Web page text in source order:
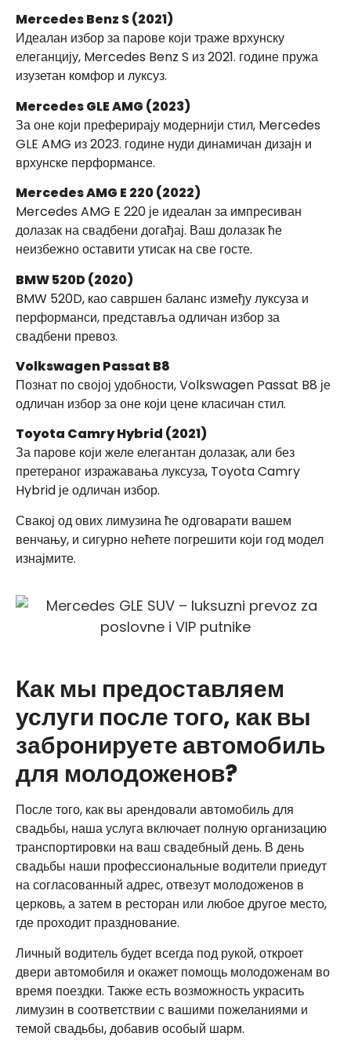
Mercedes Benz S (2021)
Идеалан избор за парове који траже врхунску
елеганцију, Mercedes Benz S из 2021. године пружа
изузетан комфор и луксуз.
Mercedes GLE AMG (2023)
За оне који преферирају модернији стил, Mercedes
GLE AMG из 2023. године нуди динамичан дизајн и
врхунске перформансе.
Mercedes AMG E 220 (2022)
Mercedes AMG E 220 је идеалан за импресиван
долазак на свадбени догађај. Ваш долазак ће
неизбежно оставити утисак на све госте.
BMW 520D (2020)
BMW 520D, као савршен баланс између луксуза и
перформанси, представља одличан избор за
свадбени превоз.
Volkswagen Passat B8
Познат по својој удобности, Volkswagen Passat B8 је
одличан избор за оне који цене класичан стил.
Toyota Camry Hybrid (2021)
За парове који желе елегантан долазак, али без
претераног изражавања луксуза, Toyota Camry
Hybrid је одличан избор.
Свакој од ових лимузина ће одговарати вашем
венчању, и сигурно нећете погрешити који год модел
изнајмите.
Как мы предоставляем
услуги после того, как вы
забронируете автомобиль
для молодоженов?
После того, как вы арендовали автомобиль для
свадьбы, наша услуга включает полную организацию
транспортировки на ваш свадебный день. В день
свадьбы наши профессиональные водители приедут
на согласованный адрес, отвезут молодоженов в
церковь, а затем в ресторан или любое другое место,
где проходит празднование.
Личный водитель будет всегда под рукой, откроет
двери автомобиля и окажет помощь молодоженам во
время поездки. Также есть возможность украсить
лимузин в соответствии с вашими пожеланиями и
темой свадьбы, добавив особый шарм.